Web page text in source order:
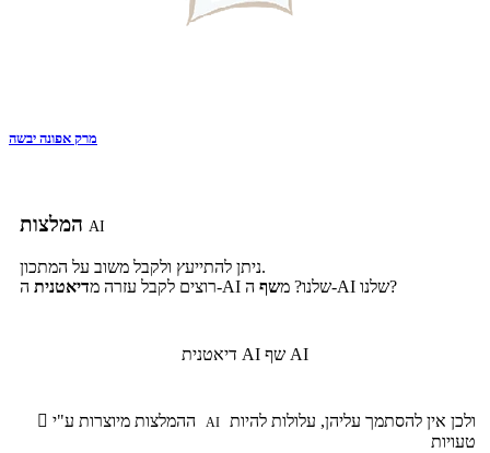
מרק אפונה יבשה
AI
ניתן להתייעץ ולקבל משוב על המתכון.
רוצים לקבל עזרה מדיאטנית ה-AI שלנו? משף ה-AI שלנו?
דיאטנית AI שף AI
 AI
טעויות